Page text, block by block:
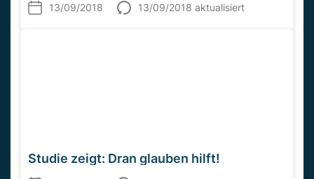
13/09/2018 13/09/2018 aktualisiert
Studie zeigt: Dran glauben hilft!